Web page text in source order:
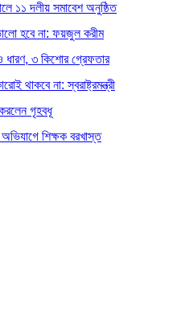
১১ দলীয় সমাবেশ অনুষ্ঠিত
হবে না: ফয়জুল করীম
ধারণ, ৩ কিশোর গ্রেফতার
থাকবে না: স্বরাষ্ট্রমন্ত্রী
গৃহবধূ
শিক্ষক বরখাস্ত